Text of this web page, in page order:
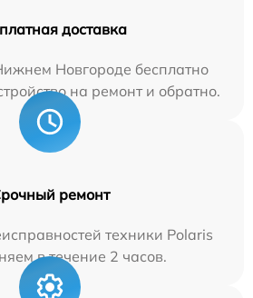
доставка
Новгороде бесплатно
на ремонт и обратно.
ремонт
техники Polaris
в течение 2 часов.